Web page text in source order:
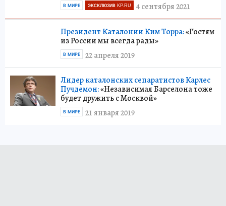
4 сентября 2021
В МИРЕ ЭКСКЛЮЗИВ KP.RU
Президент Каталонии Ким Торра:«Гостям
из России мы всегда рады»
22 апреля 2019
В МИРЕ
Лидер каталонских сепаратистов Карлес
Пучдемон:«Независимая Барселона тоже
будет дружить с Москвой»
21 января 2019
В МИРЕ